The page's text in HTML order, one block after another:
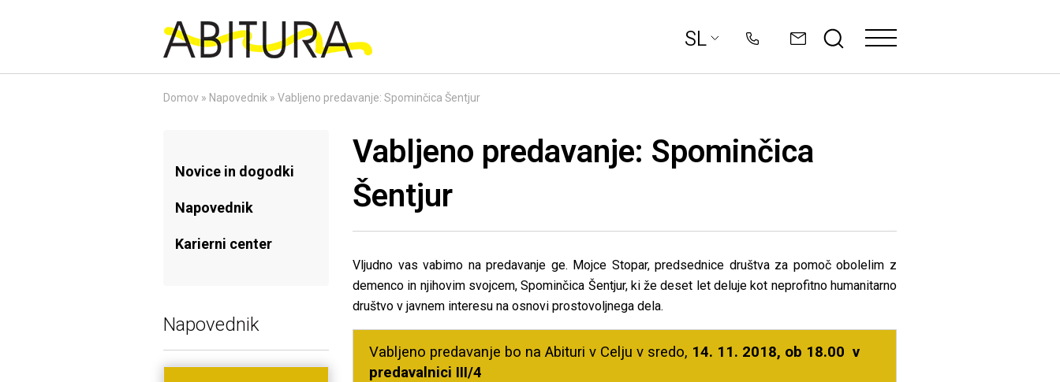
SL
Domov » Napovednik » Vabljeno predavanje: Spominčica Šentjur
Novice in dogodki
Napovednik
Karierni center
Napovednik
Vabljeno predavanje: Spominčica
Šentjur
Vljudno vas vabimo na predavanje ge. Mojce Stopar, predsednice društva za pomoč obolelim z
demenco in njihovim svojcem, Spominčica Šentjur, ki že deset let deluje kot neprofitno humanitarno
društvo v javnem interesu na osnovi prostovoljnega dela.
Vabljeno predavanje bo na Abituri v Celju v sredo, 14. 11. 2018, ob 18.00 v
predavalnici III/4